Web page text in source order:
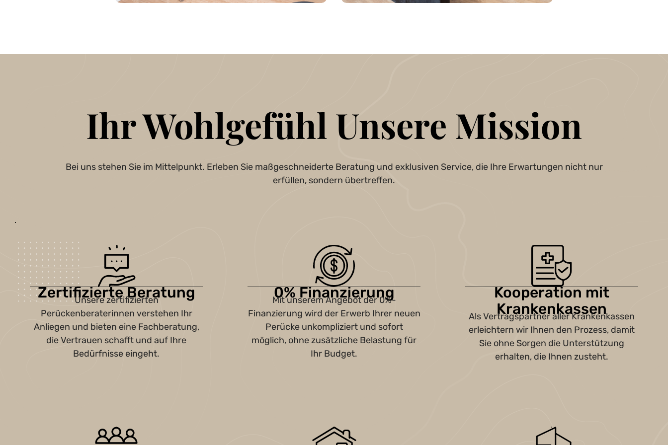
Ihr Wohlgefühl Unsere Mission
Bei uns stehen Sie im Mittelpunkt. Erleben Sie maßgeschneiderte Beratung und exklusiven Service, die Ihre Erwartungen nicht nur
erfüllen, sondern übertreffen.
Zertifizierte Beratung
Unsere zertifizierten
Perückenberaterinnen verstehen Ihr
Anliegen und bieten eine Fachberatung,
die Vertrauen schafft und auf Ihre
Bedürfnisse eingeht.
0% Finanzierung
Mit unserem Angebot der 0%-
Finanzierung wird der Erwerb Ihrer neuen
Perücke unkompliziert und sofort
möglich, ohne zusätzliche Belastung für
Ihr Budget.
Kooperation mit
Krankenkassen
Als Vertragspartner aller Krankenkassen
erleichtern wir Ihnen den Prozess, damit
Sie ohne Sorgen die Unterstützung
erhalten, die Ihnen zusteht.